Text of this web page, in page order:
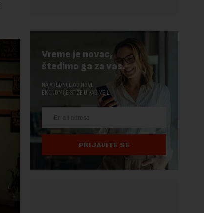
Vreme je novac,
štedimo ga za vas.
NAJVREDNIJE OD NOVE
EKONOMIJE STIŽE U VAŠ MEJL.
PRIJAVITE SE